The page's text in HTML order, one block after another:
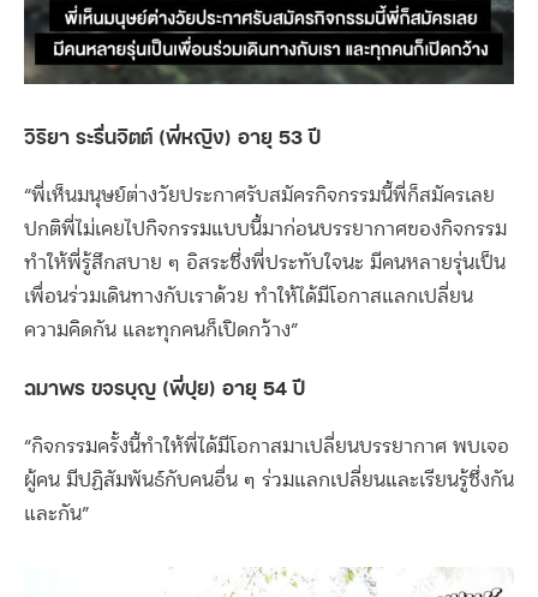
วิริยา ระรื่นจิตต์ (พี่หญิง) อายุ 53 ปี
“พี่เห็นมนุษย์ต่างวัยประกาศรับสมัครกิจกรรมนี้พี่ก็สมัครเลย
ปกติพี่ไม่เคยไปกิจกรรมแบบนี้มาก่อนบรรยากาศของกิจกรรม
ทำให้พี่รู้สึกสบาย ๆ อิสระซึ่งพี่ประทับใจนะ มีคนหลายรุ่นเป็น
เพื่อนร่วมเดินทางกับเราด้วย ทำให้ได้มีโอกาสแลกเปลี่ยน
ความคิดกัน และทุกคนก็เปิดกว้าง”
ฉมาพร ขจรบุญ (พี่ปุย) อายุ 54 ปี
“กิจกรรมครั้งนี้ทำให้พี่ได้มีโอกาสมาเปลี่ยนบรรยากาศ พบเจอ
ผู้คน มีปฏิสัมพันธ์กับคนอื่น ๆ ร่วมแลกเปลี่ยนและเรียนรู้ซึ่งกัน
และกัน”